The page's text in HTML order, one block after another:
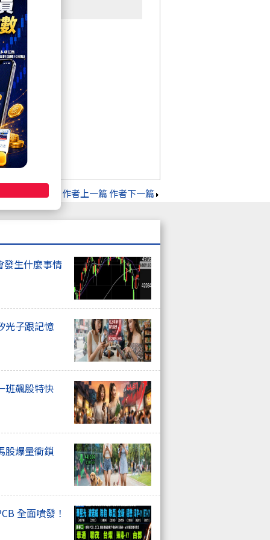
，立刻刪除。
作者上一篇作者下一篇
發生什麼事情
光子跟記憶
班飆股特快
股爆量衝鎖
全面噴發！